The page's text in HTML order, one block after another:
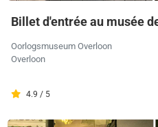
Billet d'entrée au musée
Oorlogsmuseum Overloon
Overloon
4.9 / 5